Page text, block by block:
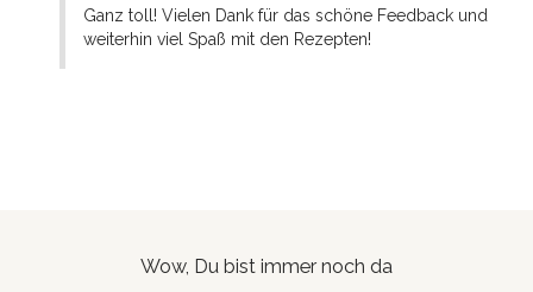
Ganz toll! Vielen Dank für das schöne Feedback und
weiterhin viel Spaß mit den Rezepten!
Wow, Du bist immer noch da